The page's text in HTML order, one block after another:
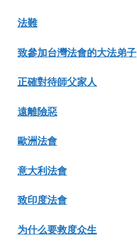
法難
致參加台灣法會的大法弟子
正確對待師父家人
遠離險惡
歐洲法會
意大利法會
致印度法會
为什么要救度众生